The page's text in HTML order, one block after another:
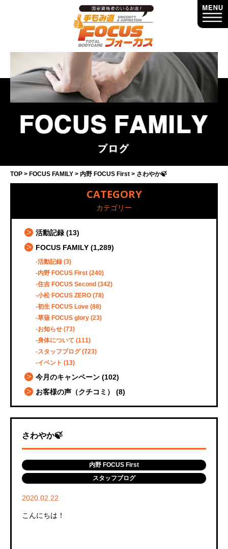
TOP FOCUS FAMILY 内野 FOCUS First さわやか🍃
CATEGORY
カテゴリー
活動記録 (13)
FOCUS FAMILY (1,289)
活動記録 (3)
内野 FOCUS First (240)
住吉 FOCUS Second (342)
小松 FOCUS ZERO (78)
初生 FOCUS Love (88)
草薙 FOCUS glory (23)
お知らせ (73)
身体について (111)
スタッフブログ(723)
イベント (13)
今月のキャンペーン (102)
お客様の声（クチコミ）
(8)
さわやか🍃
内野 FOCUS First
スタッフブログ
2020.02.22
こんにちは！